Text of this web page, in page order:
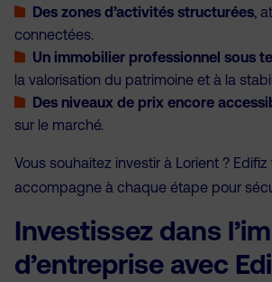
Des zones d’activités structurées,
connectées.
Un immobilier professionnel sous
la valorisation du patrimoine et à la
Des niveaux de prix encore
sur le marché.
Vous souhaitez investir à Lorient ? Edifiz
accompagne à chaque étape pour
Investissez dans
d’entreprise avec